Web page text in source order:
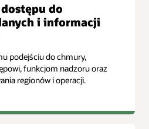
do
i informacji
podejściu do chmury,
funkcjom nadzoru oraz
regionów i operacji.